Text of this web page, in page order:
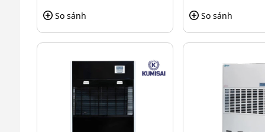
Hai ngăn chứa tách
Khung inox bền bỉ
So sánh So sánh